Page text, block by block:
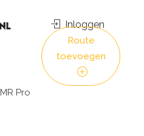
MR Pro
Inloggen
Route
toevoegen